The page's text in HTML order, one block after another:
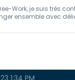
Work, je suis très
ensemble avec
1:34 PM